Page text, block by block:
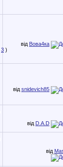
3 )
від Вова4ка
від snidevich85
від D.A.D
від